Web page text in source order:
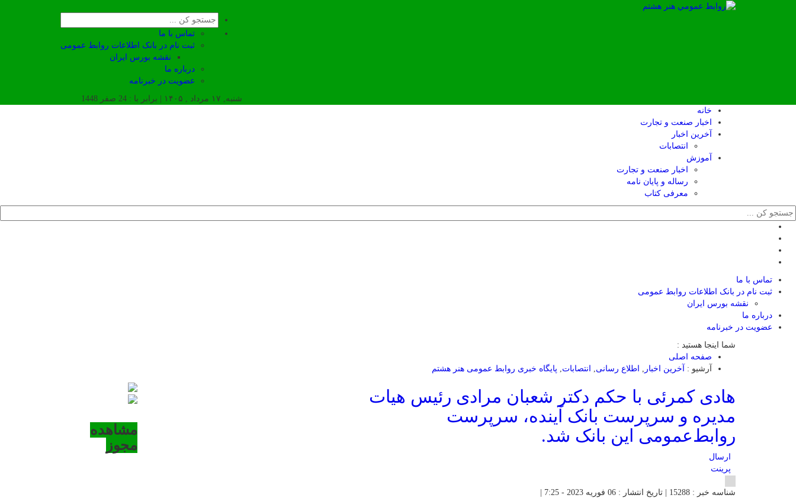
تماس با ما
ثبت نام در بانک اطلاعات روابط عمومی
نقشه بورس ایران
درباره ما
عضويت در خبرنامه
شنبه, ۱۷ مرداد , ۱۴۰۵ | برابر با : 24 صفر 1448
خانه
اخبار صنعت و تجارت
آخرین اخبار
انتصابات
آموزش
اخبار صنعت و تجارت
رساله و پایان نامه
معرفی کتاب
تماس با ما
ثبت نام در بانک اطلاعات روابط عمومی
نقشه بورس ایران
درباره ما
عضويت در خبرنامه
شما اینجا هستید :
صفحه اصلی
آرشیو :
آخرین اخبار اطلاع رسانی انتصابات پایگاه خبری روابط عمومی هنر هشتم
هادی کمرئی با حکم دکتر شعبان مرادی رئیس هیات
مدیره و سرپرست بانک آینده، سرپرست
روابط‌عمومی‌ این بانک شد.
ارسال
پرینت
شناسه خبر : 15288 | تاریخ انتشار : 06 فوریه 2023 - 7:25 |
مشاهده
مجوز